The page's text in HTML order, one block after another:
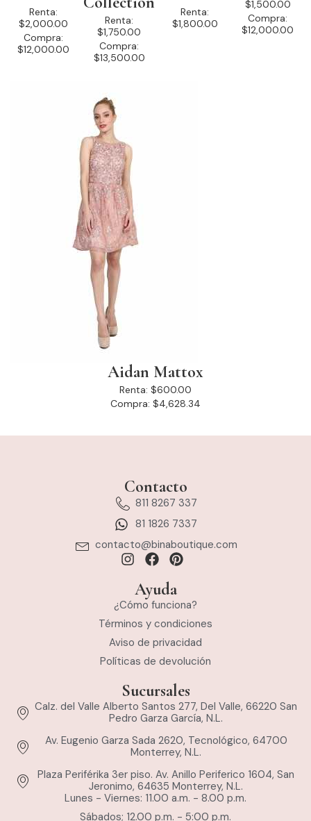
Renta:
$2,000.00
Compra:
$12,000.00
Renta:
$1,750.00
Compra:
$13,500.00
Renta:
$1,800.00
$1,500.00
Compra:
$12,000.00
Aidan Mattox
Renta: $600.00
Compra: $4,628.34
Contacto
811 8267 337
81 1826 7337
contacto@binaboutique.com
Ayuda
¿Cómo funciona?
Términos y condiciones
Aviso de privacidad
Políticas de devolución
Sucursales
Calz. del Valle Alberto Santos 277, Del Valle, 66220 San
Pedro Garza García, N.L.
Av. Eugenio Garza Sada 2620, Tecnológico, 64700
Monterrey, N.L.
Plaza Periférika 3er piso. Av. Anillo Periferico 1604, San
Jeronimo, 64635 Monterrey, N.L.
Lunes - Viernes: 11.00 a.m. - 8.00 p.m.
Sábados; 12.00 p.m. - 5:00 p.m.